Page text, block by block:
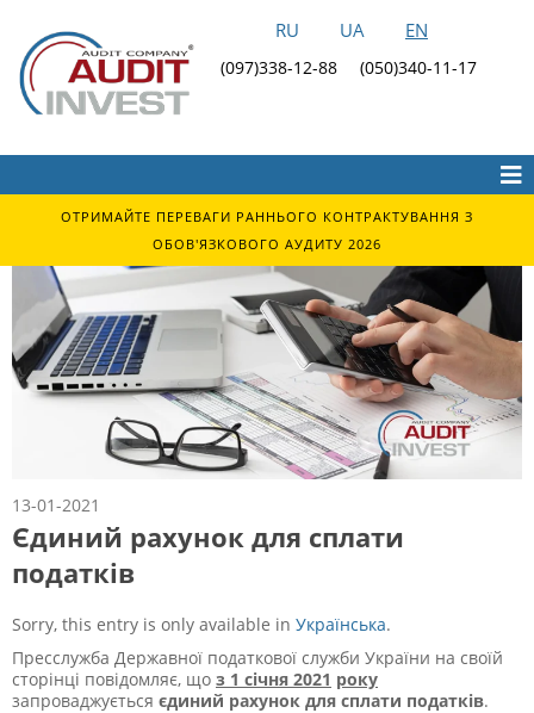
RU UA EN
(097)338-12-88 (050)340-11-17
ОТРИМАЙТЕ ПЕРЕВАГИ РАННЬОГО КОНТРАКТУВАННЯ З
ОБОВ'ЯЗКОВОГО АУДИТУ 2026
13-01-2021
Єдиний рахунок для сплати
податків
Sorry, this entry is only available in Українська.
Пресслужба Державної податкової служби України на своїй
сторінці повідомляє, що з 1 січня 2021 року
запроваджується єдиний рахунок для сплати податків.